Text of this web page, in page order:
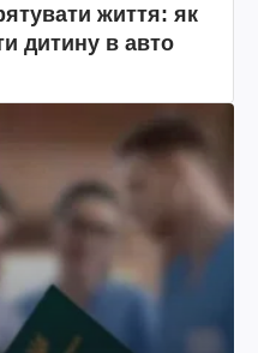
життя: як
дитину в авто